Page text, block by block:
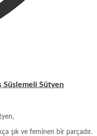
Süslemeli Sütyen
şık ve feminen bir parçadır.